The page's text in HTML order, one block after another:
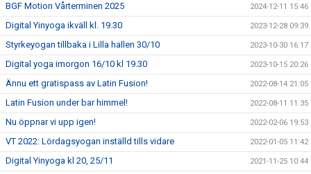
BGF Motion Vårterminen 2025 2024-12-11 15:46
Digital Yinyoga ikväll kl. 19.30 2023-12-28 09:39
Styrkeyogan tillbaka i Lilla hallen 30/10 2023-10-30 16:17
Digital yoga imorgon 16/10 kl 19.30 2023-10-15 20:26
Ännu ett gratispass av Latin Fusion! 2022-08-14 21:05
Latin Fusion under bar himmel! 2022-08-11 11:35
Nu öppnar vi upp igen! 2022-02-06 19:53
VT 2022: Lördagsyogan inställd tills vidare 2022-01-05 11:42
Digital Yinyoga kl 20, 25/11 2021-11-25 10:44